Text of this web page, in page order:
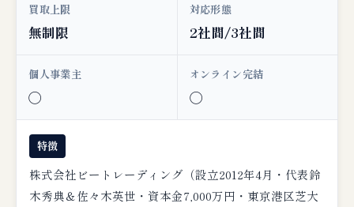
買取上限
無制限
対応形態
2社間/3社間
個人事業主
◯
オンライン完結
◯
特徴
株式会社ビートレーディング（設立2012年4月・代表鈴
木秀典＆佐々木英世・資本金7,000万円・東京港区芝大